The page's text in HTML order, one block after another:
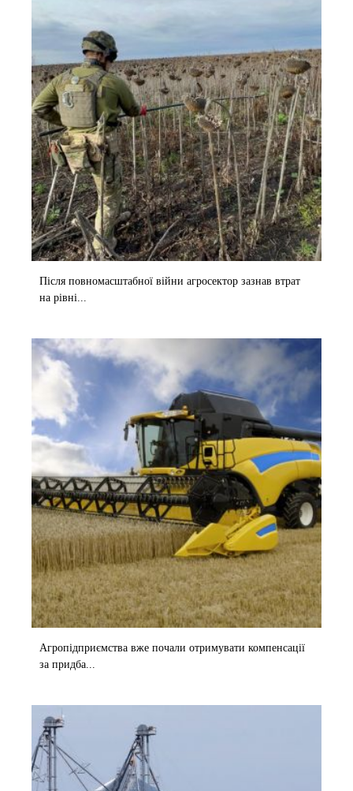
Після повномасштабної війни агросектор зазнав втрат
на рівні...
Агропідприємства вже почали отримувати компенсації
за придба...